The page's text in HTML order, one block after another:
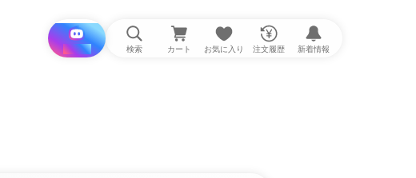
i と探す 検索 カート お気に入り 注文履歴 新着情報